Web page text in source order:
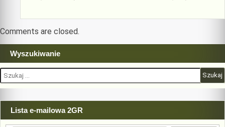
Comments are closed.
Wyszukiwanie
Szukaj:
Lista e-mailowa 2GR